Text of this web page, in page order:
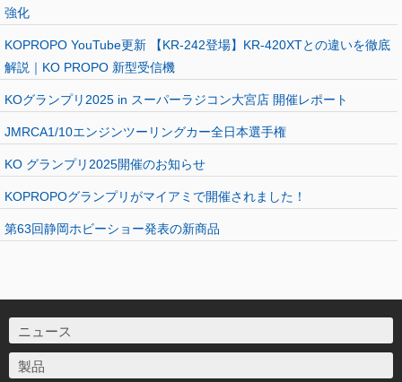
強化
KOPROPO YouTube更新 【KR-242登場】KR-420XTとの違いを徹底
解説｜KO PROPO 新型受信機
KOグランプリ2025 in スーパーラジコン大宮店 開催レポート
JMRCA1/10エンジンツーリングカー全日本選手権
KO グランプリ2025開催のお知らせ
KOPROPOグランプリがマイアミで開催されました！
第63回静岡ホビーショー発表の新商品
ニュース
製品